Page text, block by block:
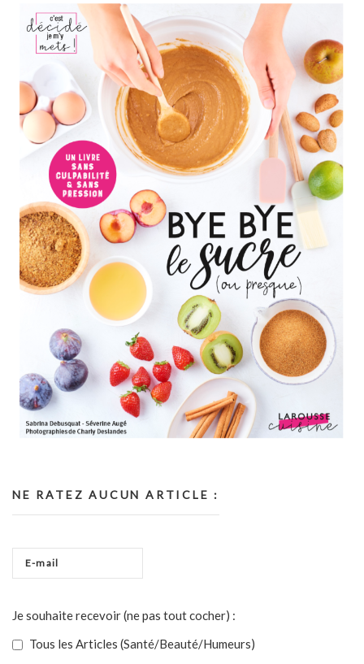
NE RATEZ AUCUN ARTICLE :
Je souhaite recevoir (ne pas tout cocher) :
Tous les Articles (Santé/Beauté/Humeurs)